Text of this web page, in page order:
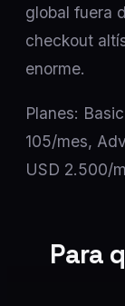
global fuera
checkout
enorme.
Planes:
105/mes,
USD 2.500/
Para